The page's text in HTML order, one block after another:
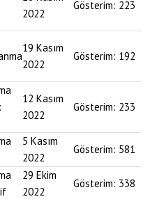
2022
Gösterim: 223
19 Kasım
2022
Gösterim: 192
12 Kasım
2022
Gösterim: 233
5 Kasım
2022
Gösterim: 581
29 Ekim
2022
Gösterim: 338